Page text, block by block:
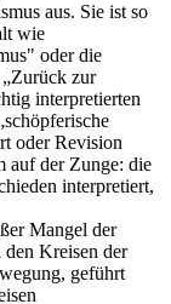
aus. Sie ist so
wie
oder die
zur
interpretierten
oder Revision
auf der Zunge: die
interpretiert,
Mangel der
Kreisen der
geführt